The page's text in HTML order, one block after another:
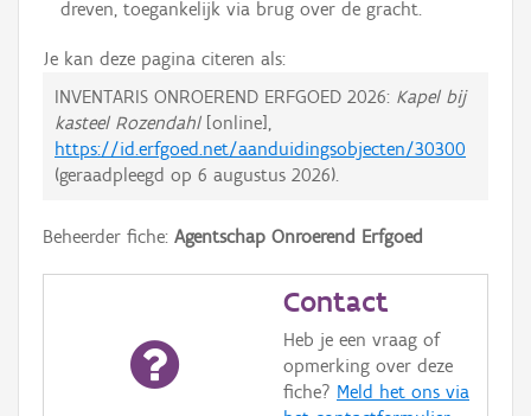
dreven, toegankelijk via brug over de gracht.
Je kan deze pagina citeren als:
INVENTARIS ONROEREND ERFGOED 2026: Kapel bij
kasteel Rozendahl[online],
https://id.erfgoed.net/aanduidingsobjecten/30300
(geraadpleegd op 6 augustus 2026).
Beheerder fiche: Agentschap Onroerend Erfgoed
Contact
Heb je een vraag of
opmerking over deze
fiche? Meld het ons via